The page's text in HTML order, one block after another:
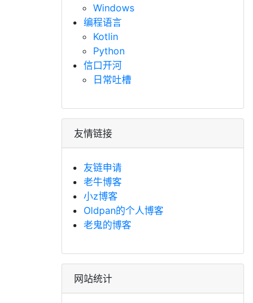
Windows
编程语言
Kotlin
Python
信口开河
日常吐槽
友情链接
友链申请
老牛博客
小z博客
Oldpan的个人博客
老鬼的博客
网站统计